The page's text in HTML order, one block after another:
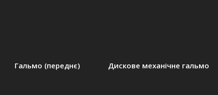
Гальмо (переднє) Дискове механічне гальмо